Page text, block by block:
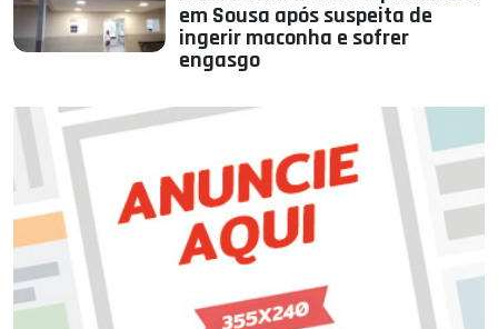
em Sousa após suspeita de
ingerir maconha e sofrer
engasgo